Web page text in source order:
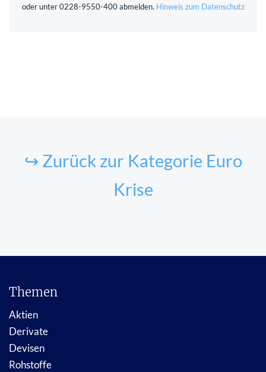
oder unter 0228-9550-400 abmelden. Hinweis zum Datenschutz
↪ Zurück zur Kategorie Euro
Krise
Themen
Aktien
Derivate
Devisen
Rohstoffe